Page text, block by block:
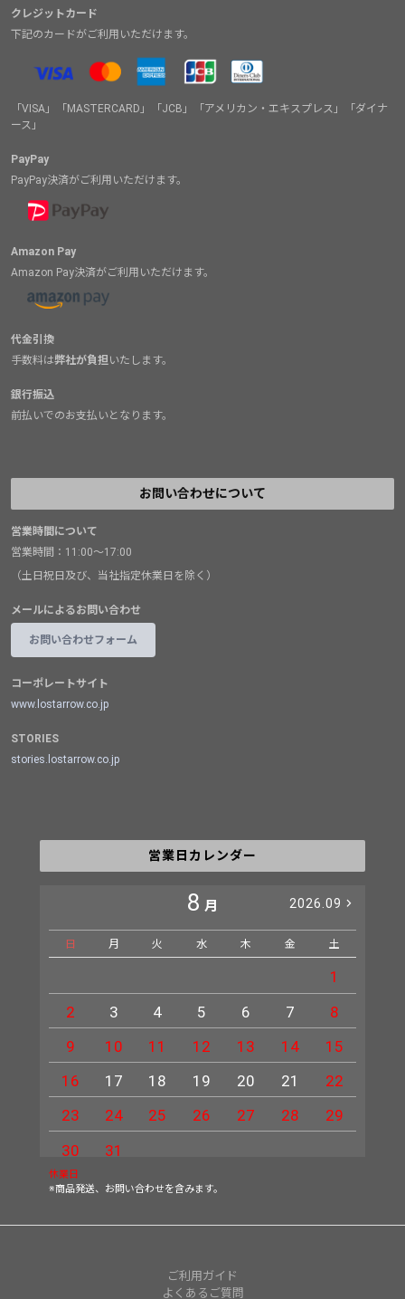
クレジットカード
下記のカードがご利用いただけます。
「VISA」「MASTERCARD」「JCB」「アメリカン・エキスプレス」「ダイナ
ース」
PayPay
PayPay決済がご利用いただけます。
Amazon Pay
Amazon Pay決済がご利用いただけます。
代金引換
手数料は弊社が負担いたします。
銀行振込
前払いでのお支払いとなります。
お問い合わせについて
営業時間について
営業時間：11:00～17:00
（土日祝日及び、当社指定休業日を除く）
メールによるお問い合わせ
お問い合わせフォーム
コーポレートサイト
www.lostarrow.co.jp
STORIES
stories.lostarrow.co.jp
営業日カレンダー
8 月 2026.09
日 月 火 水 木 金 土
1
2
3 4 5 6 7
8
9
10 11 12 13 14
15
16
17 18 19 20 21
22
23
24 25 26 27 28
29
30
31
休業日
※商品発送、お問い合わせを含みます。
ご利用ガイド
よくあるご質問